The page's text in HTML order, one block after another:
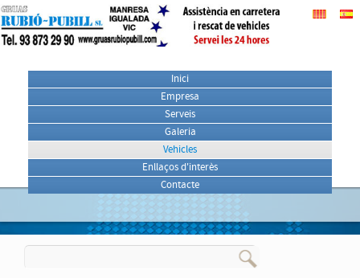
Inici
Empresa
Serveis
Galeria
Vehicles
Enllaços d'interès
Contacte